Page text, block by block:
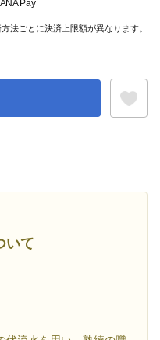
いて
ANA Pay
法ごとに決済上限額が異なります。